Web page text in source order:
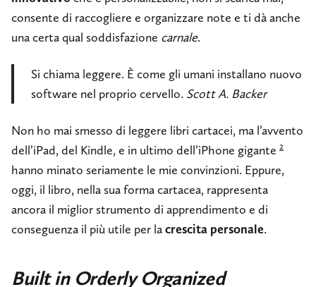
consente di raccogliere e organizzare note e ti dà anche
una certa qual soddisfazione carnale.
Si chiama leggere. È come gli umani installano nuovo
software nel proprio cervello. Scott A. Backer
Non ho mai smesso di leggere libri cartacei, ma l’avvento
dell’iPad, del Kindle, e in ultimo dell’iPhone gigante 2
hanno minato seriamente le mie convinzioni. Eppure,
oggi, il libro, nella sua forma cartacea, rappresenta
ancora il miglior strumento di apprendimento e di
conseguenza il più utile per lacrescita personale.
Built in Orderly Organized